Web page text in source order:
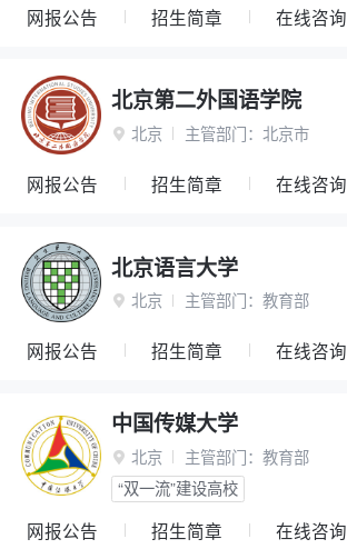
网报公告 招生简章 在线咨询
北京第二外国语学院
 北京 主管部门： 北京市
网报公告 招生简章 在线咨询
北京语言大学
 北京 主管部门： 教育部
网报公告 招生简章 在线咨询
中国传媒大学
 北京 主管部门： 教育部
“双一流”建设高校
网报公告 招生简章 在线咨询